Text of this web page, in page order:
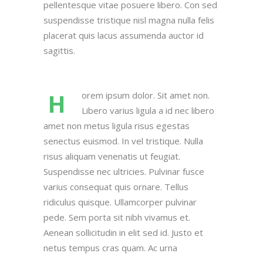
pellentesque vitae posuere libero. Con sed
suspendisse tristique nisl magna nulla felis
placerat quis lacus assumenda auctor id
sagittis.
H
orem ipsum dolor. Sit amet non.
Libero varius ligula a id nec libero
amet non metus ligula risus egestas
senectus euismod. In vel tristique. Nulla
risus aliquam venenatis ut feugiat.
Suspendisse nec ultricies. Pulvinar fusce
varius consequat quis ornare. Tellus
ridiculus quisque. Ullamcorper pulvinar
pede. Sem porta sit nibh vivamus et.
Aenean sollicitudin in elit sed id. Justo et
netus tempus cras quam. Ac urna